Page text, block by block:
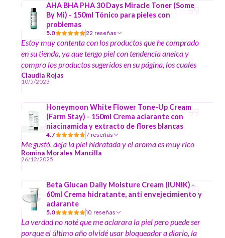
AHA BHA PHA 30 Days Miracle Toner (Some
By Mi) - 150ml Tónico para pieles con
problemas
5.0 22 reseñas
Estoy muy contenta con los productos que he comprado
en su tienda, ya que tengo piel con tendencia aneica y
compro los productos sugeridos en su página, los cuales
me han ayudado mucho a disminuir los granitos en mi
piel y manchas :)
Claudia Rojas
10/5/2023
Honeymoon White Flower Tone-Up Cream
(Farm Stay) - 150ml Crema aclarante con
niacinamida y extracto de flores blancas
4.7 7 reseñas
Me gustó, deja la piel hidratada y el aroma es muy rico
Romina Morales Mancilla
26/12/2025
Beta Glucan Daily Moisture Cream (IUNIK) -
60ml Crema hidratante, anti envejecimiento y
aclarante
5.0 10 reseñas
La verdad no noté que me aclarara la piel pero puede ser
porque el último año olvidé usar bloqueador a diario, la